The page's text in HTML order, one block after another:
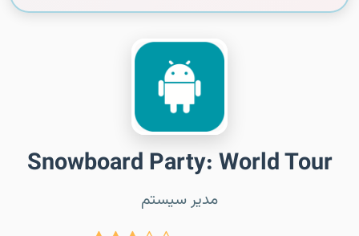
Snowboard Party: World Tour
مدیر سیستم